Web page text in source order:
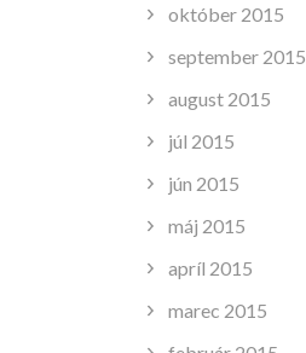
október 2015
september 2015
august 2015
júl 2015
jún 2015
máj 2015
apríl 2015
marec 2015